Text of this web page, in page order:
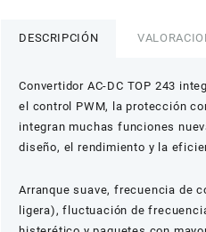
243
DESCRIPCIÓN
Convertidor AC-DC TOP 243
el control PWM, la protección
integran muchas funciones
diseño, el rendimiento y la
Arranque suave, frecuencia de
ligera), fluctuación de